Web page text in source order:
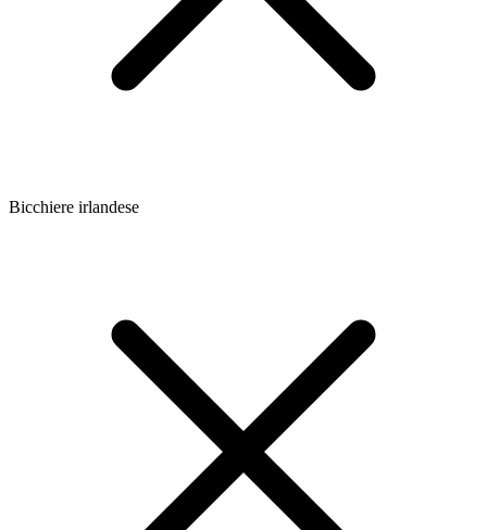
Bicchiere irlandese